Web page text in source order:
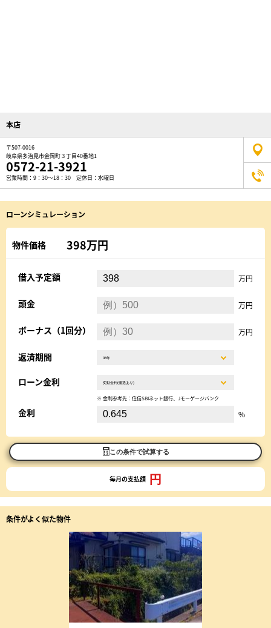
本店
〒507-0016
岐阜県多治見市金岡町３丁目40番地1
0572-21-3921
営業時間：9：30～18：30 定休日：水曜日
ローンシミュレーション
物件価格 398万円
借入予定額 万円
頭金 万円
ボーナス（1回分） 万円
返済期間
ローン金利
※ 金利参考先：住信SBIネット銀行、Jモーゲージバンク
金利 %
この条件で試算する
毎月の支払額 円
条件がよく似た物件